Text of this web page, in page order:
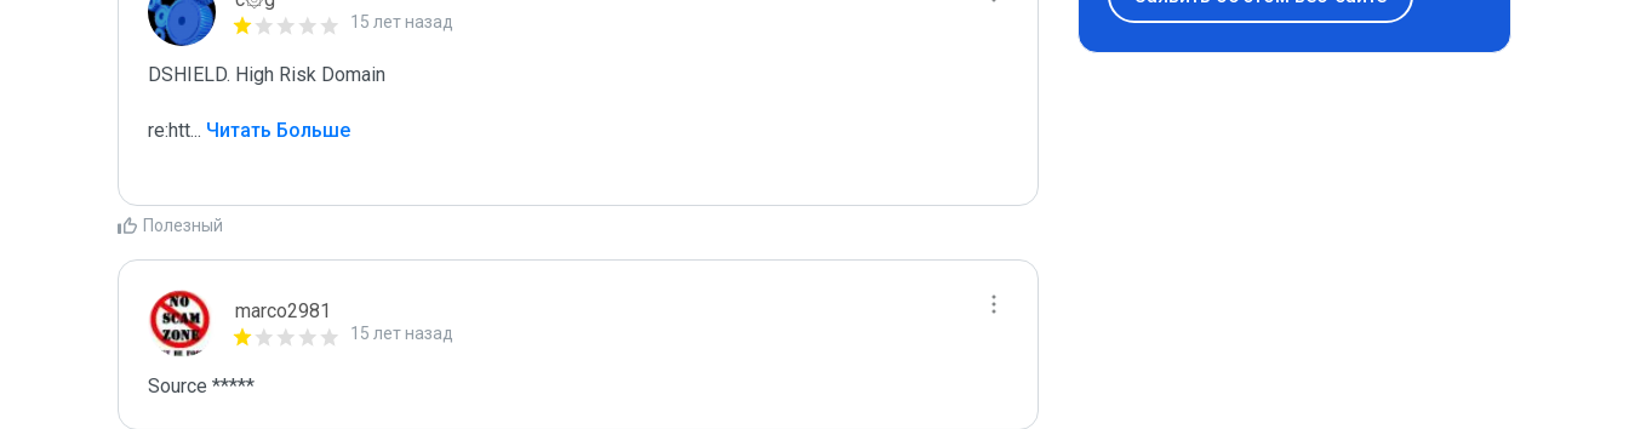
15 лет назад
DSHIELD. High Risk Domain
re:htt... Читать Больше
Полезный
marco2981
15 лет назад
Source *****